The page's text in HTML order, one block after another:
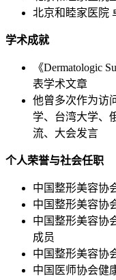
北京和睦家医院
学术成就
《Dermatologic
表学术文章
他曾多次作为访
学、台湾大学、
流、大会发言
个人荣誉与社会任职
中国整形美容协
中国整形美容协
中国整形美容协
成员
中国整形美容协
中国医师协会健